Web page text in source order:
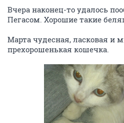
ОТВЕТИТЬ
TheTuguar
15 марта 2015 TheTuguar
от Alya NSC 1800 руб.